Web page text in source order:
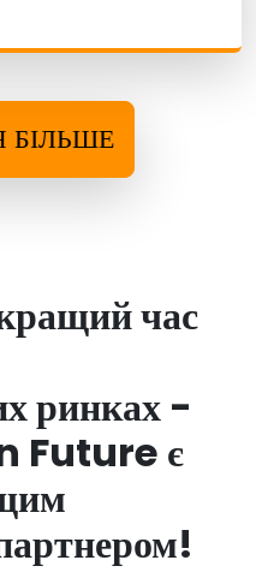
БІЛЬШЕ
час
ринках -
Future є